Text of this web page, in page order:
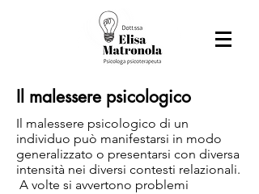
Il malessere psicologico
Il malessere psicologico di un
individuo può manifestarsi in modo
generalizzato o presentarsi con diversa
intensità nei diversi contesti relazionali.
A volte si avvertono problemi